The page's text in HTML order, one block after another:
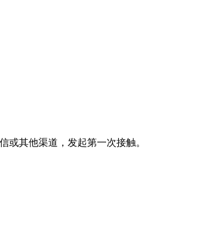
其他渠道，发起第一次接触。